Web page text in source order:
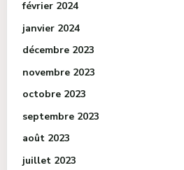
février 2024
janvier 2024
décembre 2023
novembre 2023
octobre 2023
septembre 2023
août 2023
juillet 2023